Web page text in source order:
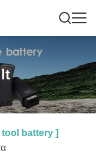
tool battery]